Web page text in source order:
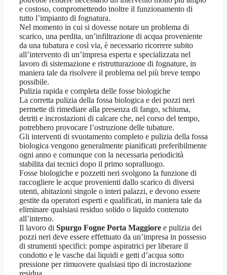
e costoso, compromettendo inoltre il funzionamento di
tutto l’impianto di fognatura.
Nel momento in cui si dovesse notare un problema di
scarico, una perdita, un’infiltrazione di acqua proveniente
da una tubatura e così via, è necessario ricorrere subito
all’intervento di un’impresa esperta e specializzata nel
lavoro di sistemazione e ristrutturazione di fognature, in
maniera tale da risolvere il problema nel più breve tempo
possibile.
Pulizia rapida e completa delle fosse biologiche
La corretta pulizia della fossa biologica e dei pozzi neri
permette di rimediare alla presenza di fango, schiuma,
detriti e incrostazioni di calcare che, nel corso del tempo,
potrebbero provocare l’ostruzione delle tubature.
Gli interventi di svuotamento completo e pulizia della fossa
biologica vengono generalmente pianificati preferibilmente
ogni anno e comunque con la necessaria periodicità
stabilita dai tecnici dopo il primo sopralluogo.
Fosse biologiche e pozzetti neri svolgono la funzione di
raccogliere le acque provenienti dallo scarico di diversi
utenti, abitazioni singole o interi palazzi, e devono essere
gestite da operatori esperti e qualificati, in maniera tale da
eliminare qualsiasi residuo solido o liquido contenuto
all’interno.
Il lavoro di Spurgo Fogne Porta Maggiore e pulizia dei
pozzi neri deve essere effettuato da un’impresa in possesso
di strumenti specifici: pompe aspiratrici per liberare il
condotto e le vasche dai liquidi e getti d’acqua sotto
pressione per rimuovere qualsiasi tipo di incrostazione